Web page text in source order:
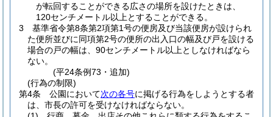
が転回することができる広さの場所を設けたときは、
120センチメートル以上とすることができる。
3
基準省令第8条第2項第1号の便房及び当該便房が設けられ
た便所並びに同項第2号の便所の出入口の幅及び戸を設ける
場合の戸の幅は、90センチメートル以上としなければなら
ない。
(平24条例73・追加)
(行為の制限)
第4条
公園において次の各号に掲げる行為をしようとする者
は、市長の許可を受けなければならない。